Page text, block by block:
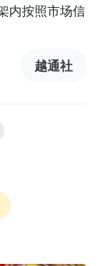
内按照市场信
越通社